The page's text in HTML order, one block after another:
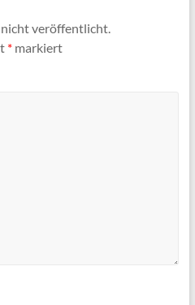
veröffentlicht.
*markiert